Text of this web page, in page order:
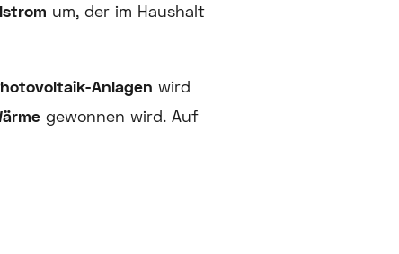
um, der im Haushalt
Anlagen wird
gewonnen wird. Auf